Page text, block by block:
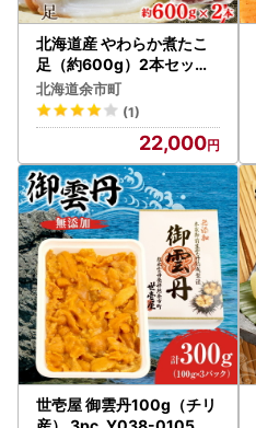
北海道産 やわらか煮たこ
足（約600g）2本セット
＜菊地水産＞_Y020-042
9
北海道余市町
(1)
22,000
世壱屋 御雲丹100g（チリ